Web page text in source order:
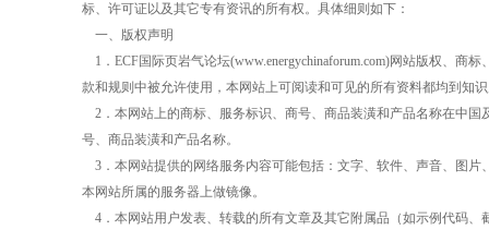
标、许可证以及其它专有资讯的所有权。具体细则如下：
一、版权声明
1 ． ECF国际页岩气论坛(www.energychinaforum.com)网站版权、商标
款和规则中被允许使用，本网站上可阅读和可见的所有资料都均到知
2 ．本网站上的商标、服务标识、商号、商品装潢和产品名称在中
号、商品装潢和产品名称。
3 ．本网站提供的网络服务内容可能包括：文字、软件、声音、图
本网站所属的服务器上做镜像。
4 ．本网站用户发表、转载的所有文章及其它附属品（如示例代码